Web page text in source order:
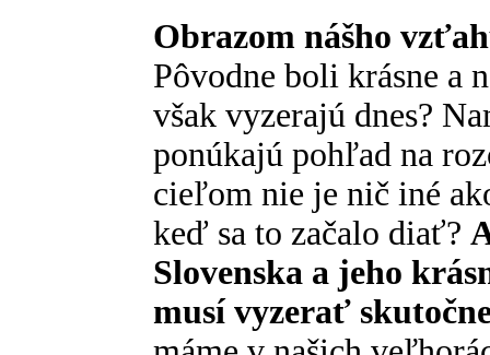
Obrazom nášho
Pôvodne boli krásne a
však vyzerajú dnes?
ponúkajú pohľad na
cieľom nie je nič iné
keď sa to začalo diať?
Slovenska a jeho
musí vyzerať